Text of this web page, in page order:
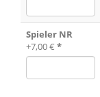
Spieler NR
+7,00 € *